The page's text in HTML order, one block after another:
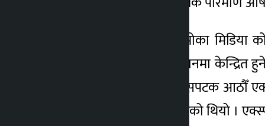
सङ्घका उपाध्यक्ष एवं एक्स्पोका
प्रविधिको विस्तार गर्ने अभियानमा
कारण रोकिएको बताए । यसपटक आठौँ
एक्सपो पनि चितवनमा नै भएको थियो ।